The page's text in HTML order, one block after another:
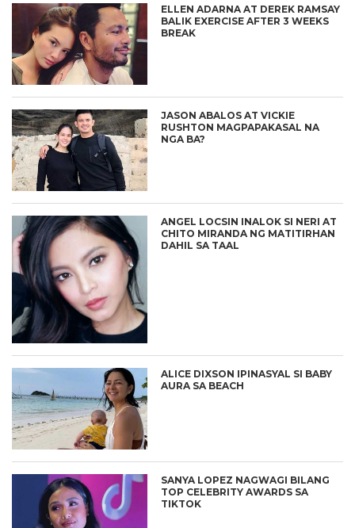
ELLEN ADARNA AT DEREK RAMSAY
BALIK EXERCISE AFTER 3 WEEKS
BREAK
JASON ABALOS AT VICKIE
RUSHTON MAGPAPAKASAL NA
NGA BA?
ANGEL LOCSIN INALOK SI NERI AT
CHITO MIRANDA NG MATITIRHAN
DAHIL SA TAAL
ALICE DIXSON IPINASYAL SI BABY
AURA SA BEACH
SANYA LOPEZ NAGWAGI BILANG
TOP CELEBRITY AWARDS SA
TIKTOK